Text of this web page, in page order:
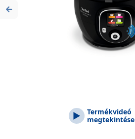
Previous
Termékvideó
megtekintése